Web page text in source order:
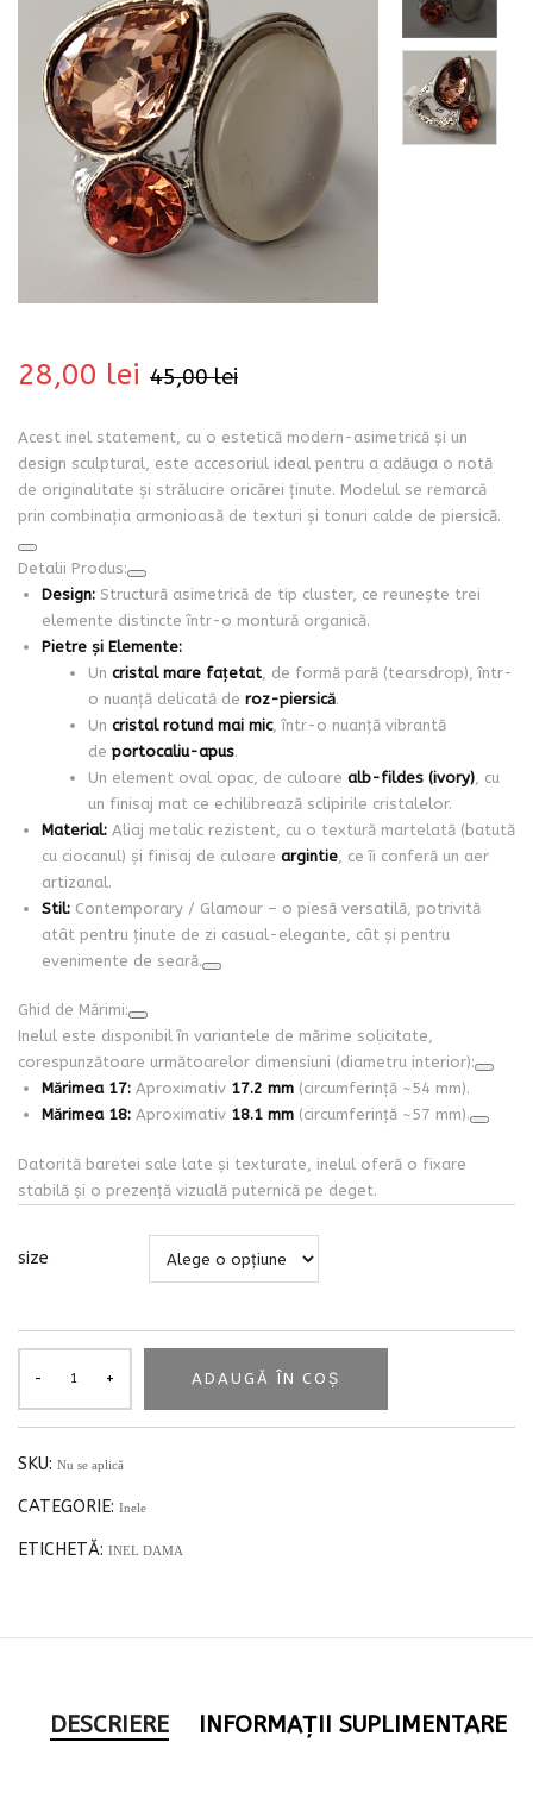
45,00lei
28,00 lei
Acest inel statement, cu o estetică modern-asimetrică și un
design sculptural, este accesoriul ideal pentru a adăuga o notă
de originalitate și strălucire oricărei ținute. Modelul se remarcă
prin combinația armonioasă de texturi și tonuri calde de piersică.
Detalii Produs:
Design:Structură asimetrică de tip cluster, ce reunește trei
elemente distincte într-o montură organică.
Pietre și Elemente:
Un cristal mare fațetat, de formă pară (tearsdrop), într-
o nuanță delicată de roz-piersică.
Un cristal rotund mai mic, într-o nuanță vibrantă
de portocaliu-apus.
Un element oval opac, de culoare alb-fildes (ivory), cu
un finisaj mat ce echilibrează sclipirile cristalelor.
Material:Aliaj metalic rezistent, cu o textură martelată (batută
cu ciocanul) și finisaj de culoare argintie, ce îi conferă un aer
artizanal.
Stil:Contemporary / Glamour – o piesă versatilă, potrivită
atât pentru ținute de zi casual-elegante, cât și pentru
evenimente de seară.
Ghid de Mărimi:
Inelul este disponibil în variantele de mărime solicitate,
corespunzătoare următoarelor dimensiuni (diametru interior):
Mărimea 17:Aproximativ 17.2 mm(circumferință ~54 mm).
Mărimea 18:Aproximativ 18.1 mm(circumferință ~57 mm).
Datorită baretei sale late și texturate, inelul oferă o fixare
stabilă și o prezență vizuală puternică pe deget.
size
ADAUGĂ ÎN COȘ
SKU: Nu se aplică
CATEGORIE: Inele
ETICHETĂ: INEL DAMA
DESCRIERE INFORMAȚII SUPLIMENTARE